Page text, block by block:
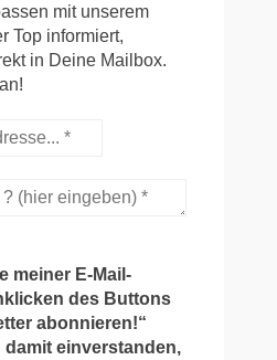
mit unserem
Top informiert,
in Deine Mailbox.
meiner E-Mail-
des Buttons
abonnieren!“
damit einverstanden,